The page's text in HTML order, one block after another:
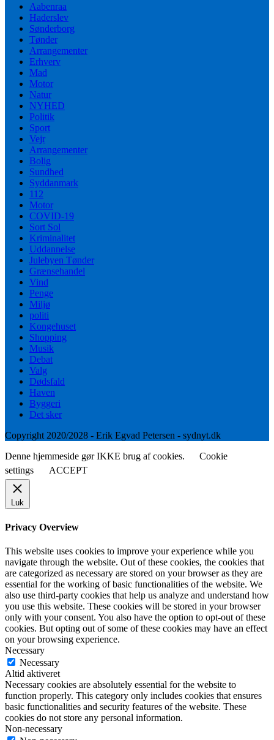
Aabenraa
Haderslev
Sønderborg
Tønder
Arrangementer
Erhverv
Mad
Motor
Natur
NYHED
Politik
Sport
Vejr
Arrangementer
Bolig
Sundhed
Syddanmark
112
Motor
COVID-19
Sort Sol
Kriminalitet
Uddannelse
Julebyen Tønder
Grænsehandel
Vind
Penge
Miljø
politi
Kongehuset
Shopping
Musik
Debat
Valg
Dødsfald
Haven
Byggeri
Det sker
Copyright 2020/2028 - Erik Egvad Petersen - sydnyt.dk
Denne hjemmeside gør IKKE brug af cookies.
Cookie
settings
ACCEPT
Luk
Privacy Overview
This website uses cookies to improve your experience while you
navigate through the website. Out of these cookies, the cookies that
are categorized as necessary are stored on your browser as they are
essential for the working of basic functionalities of the website. We
also use third-party cookies that help us analyze and understand how
you use this website. These cookies will be stored in your browser
only with your consent. You also have the option to opt-out of these
cookies. But opting out of some of these cookies may have an effect
on your browsing experience.
Necessary
Necessary
Altid aktiveret
Necessary cookies are absolutely essential for the website to
function properly. This category only includes cookies that ensures
basic functionalities and security features of the website. These
cookies do not store any personal information.
Non-necessary